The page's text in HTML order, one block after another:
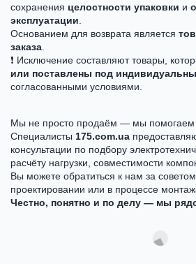
сохранения целостности упаковки и
эксплуатации
Основанием для возврата является
заказа
❗ Исключение составляют товары,
или поставлены под
согласованными условиями.
Мы не просто продаём — мы помогаем
Специалисты 175.com.ua
консультации по подбору
расчёту нагрузки, совместимости
Вы можете обратиться к нам за
проектировании или в процессе
Честно, понятно и по делу — мы